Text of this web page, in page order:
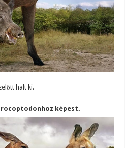
halt ki.
képest.